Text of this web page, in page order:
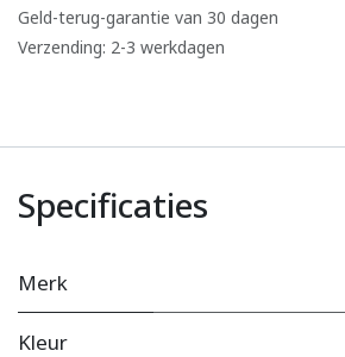
Geld-terug-garantie van 30 dagen
Verzending: 2-3 werkdagen
Specificaties
Merk
Kleur